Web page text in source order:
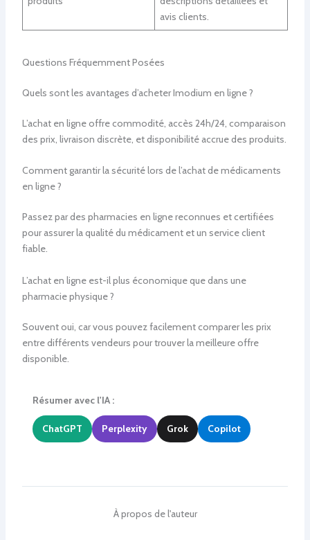
avis clients.
Questions Fréquemment Posées
Quels sont les avantages d’acheter Imodium en ligne ?
L’achat en ligne offre commodité, accès 24h/24, comparaison
des prix, livraison discrète, et disponibilité accrue des produits.
Comment garantir la sécurité lors de l’achat de médicaments
en ligne ?
Passez par des pharmacies en ligne reconnues et certifiées
pour assurer la qualité du médicament et un service client
fiable.
L’achat en ligne est-il plus économique que dans une
pharmacie physique ?
Souvent oui, car vous pouvez facilement comparer les prix
entre différents vendeurs pour trouver la meilleure offre
disponible.
Résumer avec l'IA :
ChatGPT Perplexity Grok Copilot
À propos de l'auteur